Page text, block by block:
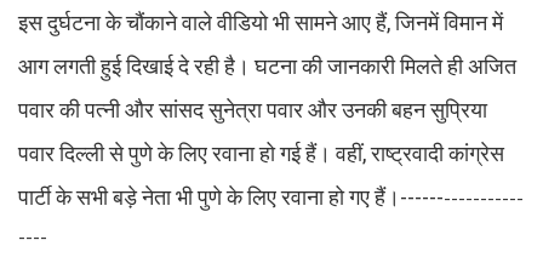
इस दुर्घटना के चौंकाने वाले वीडियो भी सामने आए हैं, जिनमें विमान में
आग लगती हुई दिखाई दे रही है। घटना की जानकारी मिलते ही अजित
पवार की पत्नी और सांसद सुनेत्रा पवार और उनकी बहन सुप्रिया
पवार दिल्ली से पुणे के लिए रवाना हो गई हैं। वहीं, राष्ट्रवादी कांग्रेस
पार्टी के सभी बड़े नेता भी पुणे के लिए रवाना हो गए हैं।-----------------
----